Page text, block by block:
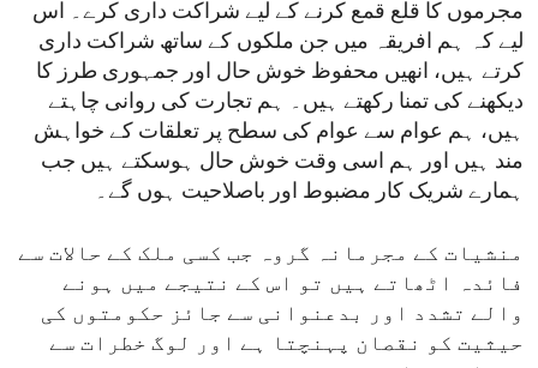
مجرموں کا قلع قمع کرنے کے لیے شراکت داری کرے۔ اس
لیے کہ ہم افریقہ میں جن ملکوں کے ساتھ شراکت داری
کرتے ہیں، انھیں محفوظ خوش حال اور جمہوری طرز کا
دیکھنے کی تمنا رکھتے ہیں۔ ہم تجارت کی روانی چاہتے
ہیں، ہم عوام سے عوام کی سطح پر تعلقات کے خواہش
مند ہیں اور ہم اسی وقت خوش حال ہوسکتے ہیں جب
ہمارے شریک کار مضبوط اور باصلاحیت ہوں گے۔
منشیات کے مجرمانہ گروہ جب کسی ملک کے حالات سے
فائدہ اٹھاتے ہیں تو اس کے نتیجے میں ہونے
والے تشدد اور بدعنوانی سے جائز حکومتوں کی
حیثیت کو نقصان پہنچتا ہے اور لوگ خطرات سے